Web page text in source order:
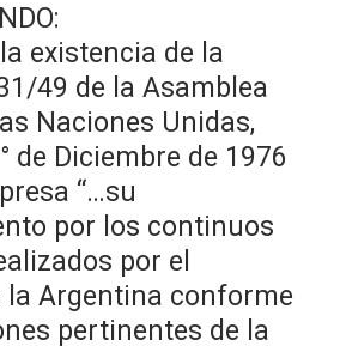
existencia de la
49 de la Asamblea
Naciones Unidas,
de Diciembre de 1976
“…su
por los continuos
por el
la Argentina conforme
pertinentes de la